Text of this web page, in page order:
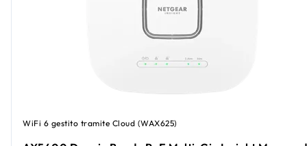
WiFi 6 gestito tramite Cloud (WAX625)